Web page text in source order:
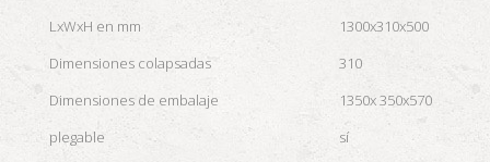
LxWxH en mm
1300x310x500
Dimensiones colapsadas
310
Dimensiones de embalaje
1350x 350x570
plegable
sí